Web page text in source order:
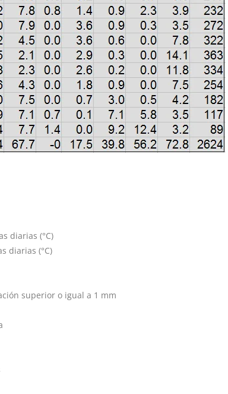
diarias (°C)
diarias (°C)
superior o igual a 1 mm